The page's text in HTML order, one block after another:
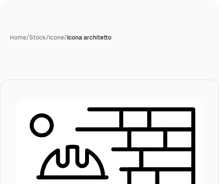
Home/Stock/Icone/Icona architetto